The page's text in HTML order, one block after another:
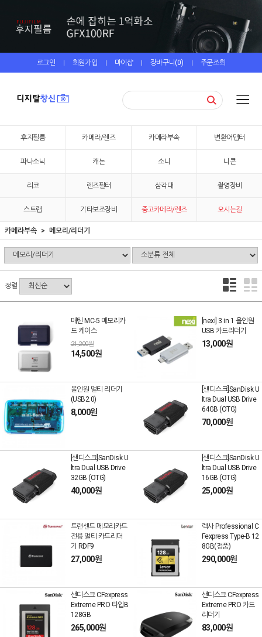
로그인 | 회원가입 | 마이샵 | 장바구니(0) | 주문조회
후지필름 카메라/렌즈 카메라부속 변환어댑터
파나소닉 캐논 소니 니콘
리코 렌즈필터 삼각대 촬영장비
스트랩 기타보조장비 중고카메라/렌즈 오시는길
카메라부속 메모리/리더기
정렬
매틴 MC-5 메모리카
드 케이스
21,200원
14,500원
[nexi] 3 in 1 올인원
USB 카드리더기
13,000원
올인원 멀티 리더기
(USB2.0)
8,000원
[샌디스크]SanDisk U
ltra Dual USB Drive
64GB (OTG)
70,000원
[샌디스크]SanDisk U
ltra Dual USB Drive
32GB (OTG)
40,000원
[샌디스크]SanDisk U
ltra Dual USB Drive
16GB (OTG)
25,000원
트랜센드 메모리카드
전용 멀티 카드리더
기 RDF9
27,000원
렉사 Professional C
Fexpress Type-B 12
8GB(정품)
290,000원
샌디스크 CFexpress
Extreme PRO 타입B
128GB
265,000원
샌디스크 CFexpress
Extreme PRO 카드
리더기
83,000원